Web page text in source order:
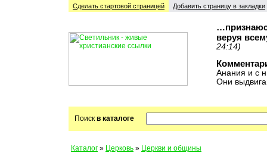
Сделать стартовой cтраницей Добавить страницу в закладки
веруя
24:14)
Анания и с
Они
Поиск в каталоге
Каталог » Церковь » Церкви и общины